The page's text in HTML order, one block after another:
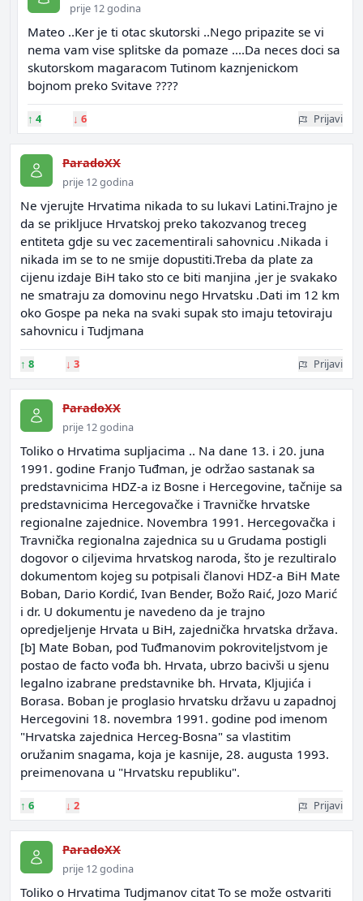
prije 12 godina
Mateo ..Ker je ti otac skutorski ..Nego pripazite se vi
nema vam vise splitske da pomaze ....Da neces doci sa
skutorskom magaracom Tutinom kaznjenickom
bojnom preko Svitave ????
↑ 4 ↓ 6 Prijavi
ParadoXX
prije 12 godina
Ne vjerujte Hrvatima nikada to su lukavi Latini.Trajno je
da se prikljuce Hrvatskoj preko takozvanog treceg
entiteta gdje su vec zacementirali sahovnicu .Nikada i
nikada im se to ne smije dopustiti.Treba da plate za
cijenu izdaje BiH tako sto ce biti manjina ,jer je svakako
ne smatraju za domovinu nego Hrvatsku .Dati im 12 km
oko Gospe pa neka na svaki supak sto imaju tetoviraju
sahovnicu i Tudjmana
↑ 8 ↓ 3 Prijavi
ParadoXX
prije 12 godina
Toliko o Hrvatima supljacima .. Na dane 13. i 20. juna
1991. godine Franjo Tuđman, je održao sastanak sa
predstavnicima HDZ-a iz Bosne i Hercegovine, tačnije sa
predstavnicima Hercegovačke i Travničke hrvatske
regionalne zajednice. Novembra 1991. Hercegovačka i
Travnička regionalna zajednica su u Grudama postigli
dogovor o ciljevima hrvatskog naroda, što je rezultiralo
dokumentom kojeg su potpisali članovi HDZ-a BiH Mate
Boban, Dario Kordić, Ivan Bender, Božo Raić, Jozo Marić
i dr. U dokumentu je navedeno da je trajno
opredjeljenje Hrvata u BiH, zajednička hrvatska država.
[b] Mate Boban, pod Tuđmanovim pokroviteljstvom je
postao de facto vođa bh. Hrvata, ubrzo bacivši u sjenu
legalno izabrane predstavnike bh. Hrvata, Kljujića i
Borasa. Boban je proglasio hrvatsku državu u zapadnoj
Hercegovini 18. novembra 1991. godine pod imenom
"Hrvatska zajednica Herceg-Bosna" sa vlastitim
oružanim snagama, koja je kasnije, 28. augusta 1993.
preimenovana u "Hrvatsku republiku".
↑ 6 ↓ 2 Prijavi
ParadoXX
prije 12 godina
Toliko o Hrvatima Tudjmanov citat To se može ostvariti